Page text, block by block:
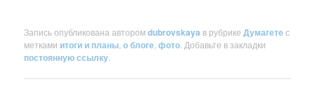
Запись опубликована авторомdubrovskaya в рубрикеДумагетес
метками итоги и планы ,о блоге ,фото . Добавьте в закладки
постоянную ссылку